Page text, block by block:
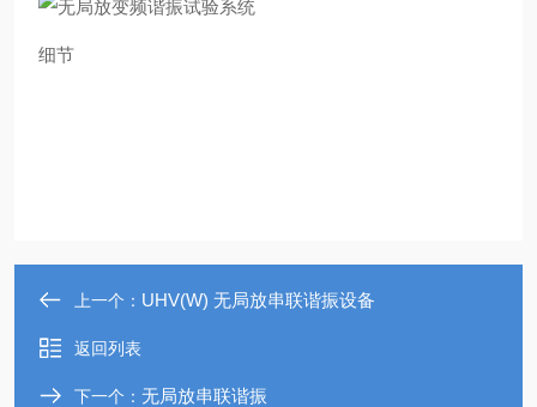
细节
上一个： UHV(W) 无局放串联谐振设备
返回列表
下一个： 无局放串联谐振